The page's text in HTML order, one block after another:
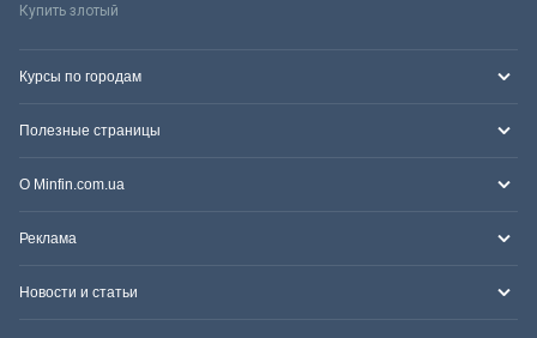
Купить злотый
Курсы по городам
Полезные страницы
О Minfin.com.ua
Реклама
Новости и статьи